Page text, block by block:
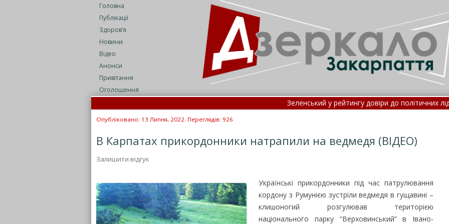
Головна
Публікації
Здоров’я
Новини
Відео
Анонси
Привітання
Оголошення
Зеленський у рейтингу довіри до політичних лідерів
Нові правила госпіталізації: потрапити до
Опубліковано: 13 Липня, 2022. Переглядів: 926
В Карпатах прикордонники натрапили на ведмедя (ВІДЕО)
Залишити відгук
Українські прикордонники під час патрулювання
кордону з Румунією зустріли ведмедя в гущавині –
клишоногий розгулював територією
національного парку “Верховинський” в Івано-